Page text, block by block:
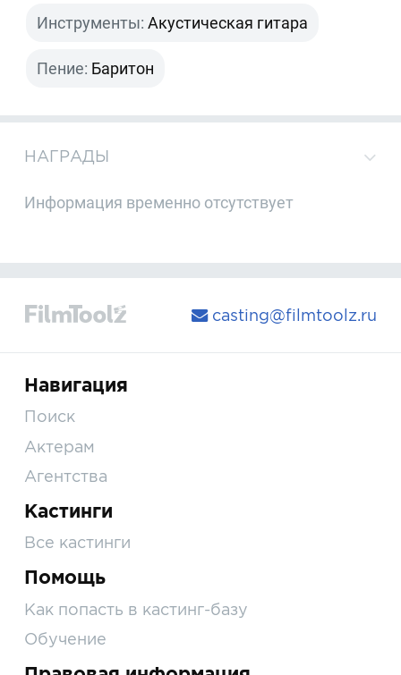
Инструменты: Акустическая гитара
Пение: Баритон
НАГРАДЫ
Информация временно отсутствует
casting@filmtoolz.ru
Навигация
Поиск
Актерам
Агентства
Кастинги
Все кастинги
Помощь
Как попасть в кастинг-базу
Обучение